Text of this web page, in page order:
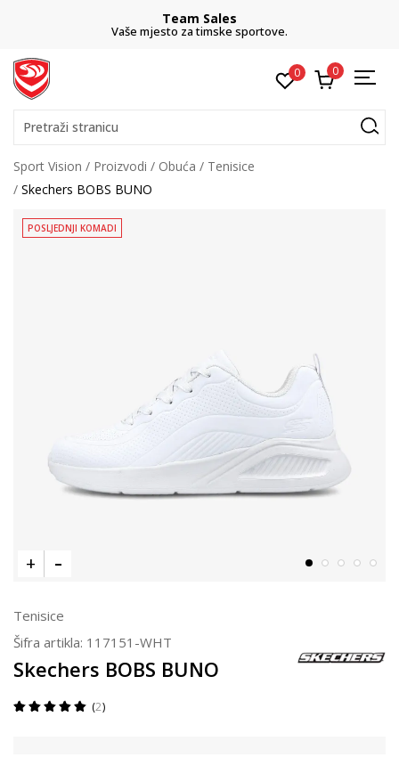
Team Sales
Vaše mjesto za timske sportove.
0 0
Pretraži stranicu
Sport Vision Proizvodi Obuća
Tenisice
Skechers BOBS BUNO
POSLJEDNJI KOMADI
Tenisice
Šifra artikla: 117151-WHT
Skechers BOBS BUNO
2